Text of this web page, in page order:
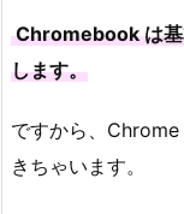
Chromebook は基
します。
ですから、
きちゃいます。